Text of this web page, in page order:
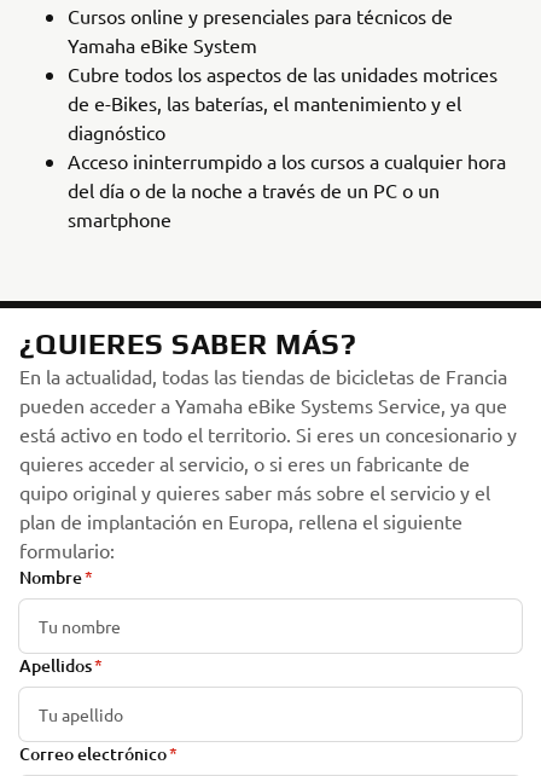
Cursos online y presenciales para técnicos de
Yamaha eBike System
Cubre todos los aspectos de las unidades motrices
de e-Bikes, las baterías, el mantenimiento y el
diagnóstico
Acceso ininterrumpido a los cursos a cualquier hora
del día o de la noche a través de un PC o un
smartphone
¿QUIERES SABER MÁS?
En la actualidad, todas las tiendas de bicicletas de Francia
pueden acceder a Yamaha eBike Systems Service, ya que
está activo en todo el territorio. Si eres un concesionario y
quieres acceder al servicio, o si eres un fabricante de
quipo original y quieres saber más sobre el servicio y el
plan de implantación en Europa, rellena el siguiente
formulario:
Nombre
Apellidos
Correo electrónico